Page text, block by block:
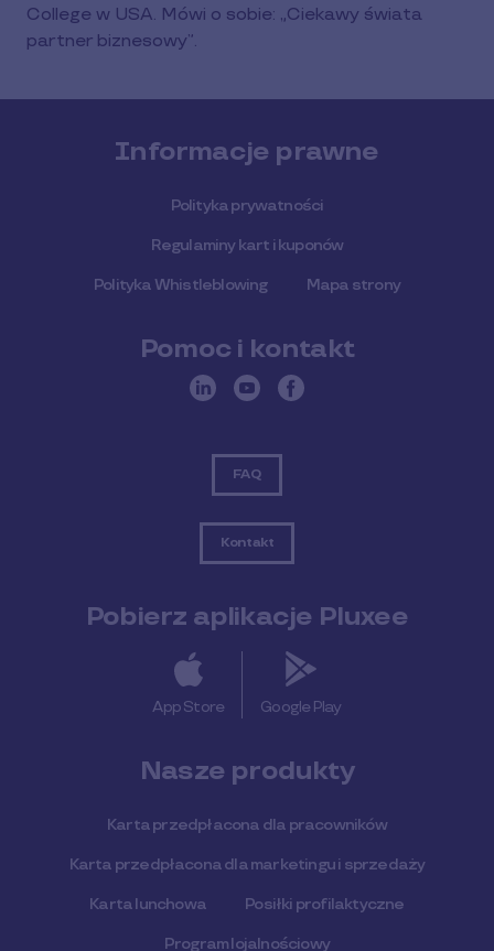
College w USA. Mówi o sobie: „Ciekawy świata
partner biznesowy”.
Informacje prawne
Polityka prywatności
Regulaminy kart i kuponów
Polityka Whistleblowing Mapa strony
Pomoc i kontakt
FAQ
Kontakt
Pobierz aplikacje Pluxee
App Store Google Play
Nasze produkty
Karta przedpłacona dla pracowników
Karta przedpłacona dla marketingu i sprzedaży
Karta lunchowa Posiłki profilaktyczne
Program lojalnościowy